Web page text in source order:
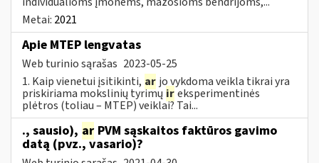
Metai: 2021
Apie MTEP lengvatas
Web turinio sąrašas 2023-05-25
1. Kaip vienetui įsitikinti, ar jo vykdoma veikla tikrai yra
priskiriama mokslinių tyrimų ireksperimentinės
plėtros (toliau – MTEP) veiklai? Tai...
., sausio), ar PVM sąskaitos faktūros gavimo
datą (pvz., vasario)?